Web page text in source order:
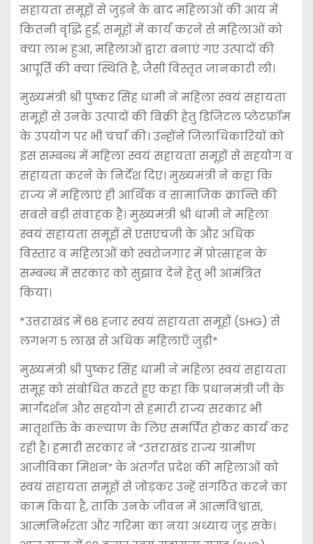
सहायता समूहों से जुड़ने के बाद महिलाओं की आय में
कितनी वृद्धि हुई, समूहों में कार्य करने से महिलाओं को
क्या लाभ हुआ, महिलाओं द्वारा बनाएं गए उत्पादों की
आपूर्ति की क्या स्थिति है, जैसी विस्तृत जानकारी ली।
मुख्यमंत्री श्री पुष्कर सिंह धामी ने महिला स्वयं सहायता
समूहों से उनके उत्पादों की बिक्री हेतु डिजिटल प्लेटफ्रॉम
के उपयोग पर भी चर्चा की। उन्होंने जिलाधिकारियों को
इस सम्बन्ध में महिला स्वयं सहायता समूहों से सहयोग व
सहायता करने के निर्देश दिए। मुख्यमंत्री ने कहा कि
राज्य में महिलाएं ही आर्थिक व सामाजिक क्रान्ति की
सबसे बड़ी संवाहक हैं। मुख्यमंत्री श्री धामी ने महिला
स्वयं सहायता समूहों से एसएचजी के और अधिक
विस्तार व महिलाओं को स्वरोजगार में प्रोत्साहन के
सम्बन्ध में सरकार को सुझाव देने हेतु भी आमंत्रित
किया।
*उत्तराखंड में 68 हजार स्वयं सहायता समूहों (SHG) से
लगभग 5 लाख से अधिक महिलाएँ जुड़ी*
मुख्यमंत्री श्री पुष्कर सिंह धामी ने महिला स्वयं सहायता
समूह को संबोधित करते हुए कहा कि प्रधानमंत्री जी के
मार्गदर्शन और सहयोग से हमारी राज्य सरकार भी
मातृशक्ति के कल्याण के लिए समर्पित होकर कार्य कर
रही है। हमारी सरकार ने “उत्तराखंड राज्य ग्रामीण
आजीविका मिशन” के अंतर्गत प्रदेश की महिलाओं को
स्वयं सहायता समूहों से जोड़कर उन्हें संगठित करने का
काम किया है, ताकि उनके जीवन में आत्मविश्वास,
आत्मनिर्भरता और गरिमा का नया अध्याय जुड़ सके।